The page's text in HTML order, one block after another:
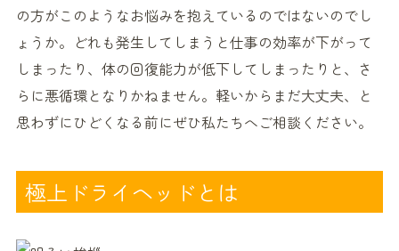
の方がこのようなお悩みを抱えているのではないのでし
ょうか。どれも発生してしまうと仕事の効率が下がって
しまったり、体の回復能力が低下してしまったりと、さ
らに悪循環となりかねません。軽いからまだ大丈夫、と
思わずにひどくなる前にぜひ私たちへご相談ください。
極上ドライヘッドとは